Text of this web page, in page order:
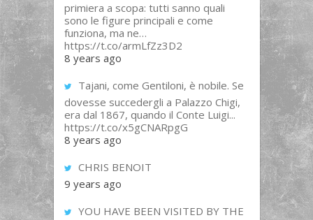
primiera a scopa: tutti sanno quali
sono le figure principali e come
funziona, ma ne…
https://t.co/armLfZz3D2
8 years ago
Tajani, come Gentiloni, è nobile. Se
dovesse succedergli a Palazzo Chigi,
era dal 1867, quando il Conte Luigi...
https://t.co/x5gCNARpgG
8 years ago
CHRIS BENOIT
9 years ago
YOU HAVE BEEN VISITED BY THE